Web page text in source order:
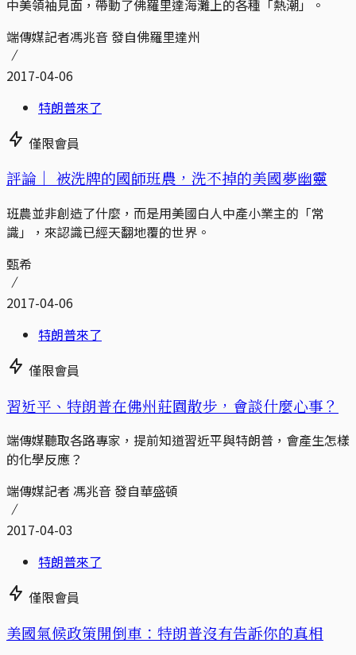
中美領袖見面，帶動了佛羅里達海灘上的各種「熱潮」。
端傳媒記者馮兆音 發自佛羅里達州
2017-04-06
特朗普來了
僅限會員
評論｜ 被洗牌的國師班農，洗不掉的美國夢幽靈
班農並非創造了什麼，而是用美國白人中產小業主的「常
識」，來認識已經天翻地覆的世界。
甄希
2017-04-06
特朗普來了
僅限會員
習近平、特朗普在佛州莊園散步，會談什麼心事？
端傳媒聽取各路專家，提前知道習近平與特朗普，會產生怎樣
的化學反應？
端傳媒記者 馮兆音 發自華盛頓
2017-04-03
特朗普來了
僅限會員
美國氣候政策開倒車：特朗普沒有告訴你的真相